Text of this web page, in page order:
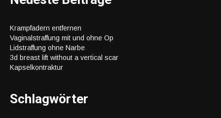
Krampfadern entfernen
Vaginalstraffung mit und ohne Op
Lidstraffung ohne Narbe
3d breast lift without a vertical scar
Kapselkontraktur
Schlagwörter